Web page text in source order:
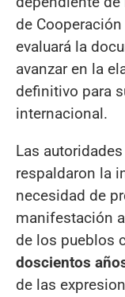
de
evaluará la
avanzar en la
definitivo para
internacional.
Las
respaldaron la
necesidad de
manifestación
de los pueblos
doscientos
de las